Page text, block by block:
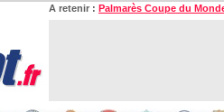
A retenir : Palmarès Coupe du